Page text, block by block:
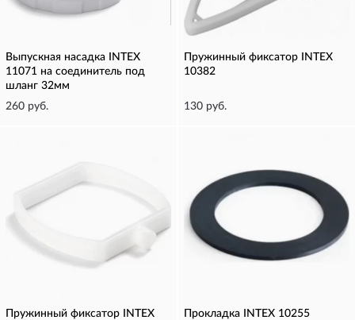
Выпускная насадка INTEX
11071 на соединитель под
шланг 32мм
260 руб.
Пружинный фиксатор INTEX
10382
130 руб.
Пружинный фиксатор INTEX
Прокладка INTEX 10255